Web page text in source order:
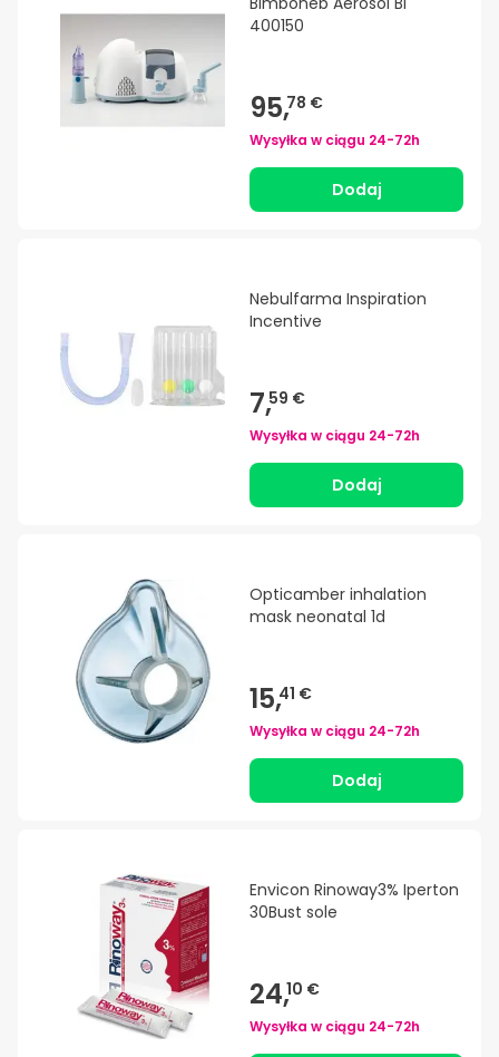
400150
95,78 €
Wysyłka w ciągu 24-72h
Dodaj
Nebulfarma Inspiration
Incentive
7,59 €
Wysyłka w ciągu 24-72h
Dodaj
Opticamber inhalation
mask neonatal 1d
15,41 €
Wysyłka w ciągu 24-72h
Dodaj
Envicon Rinoway3% Iperton
30Bust sole
24,10 €
Wysyłka w ciągu 24-72h